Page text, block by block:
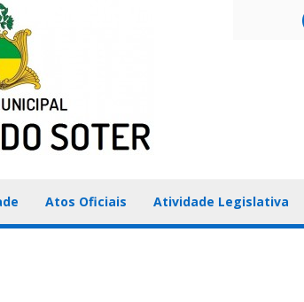
Atos Oficiais Atividade Legislativa